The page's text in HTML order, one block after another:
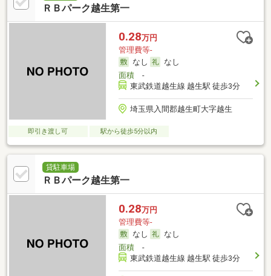
ＲＢパーク越生第一
0.28万円
管理費等-
なし
なし
面積-
東武鉄道越生線 越生駅 徒歩3分
埼玉県入間郡越生町大字越生
即引き渡し可 駅から徒歩5分以内
貸駐車場
ＲＢパーク越生第一
0.28万円
管理費等-
なし
なし
面積-
東武鉄道越生線 越生駅 徒歩3分